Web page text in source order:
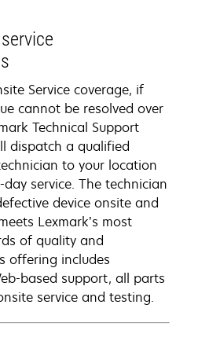
Service coverage, if
cannot be resolved over
Technical Support
dispatch a qualified
to your location
service. The technician
device onsite and
Lexmark’s most
of quality and
offering includes
based support, all parts
service and testing.